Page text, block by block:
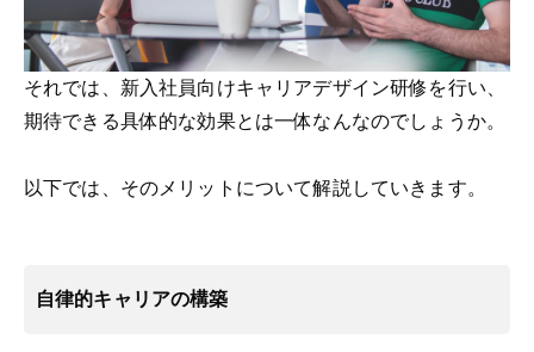
それでは、新入社員向けキャリアデザイン研修を行い、
期待できる具体的な効果とは一体なんなのでしょうか。
以下では、そのメリットについて解説していきます。
自律的キャリアの構築